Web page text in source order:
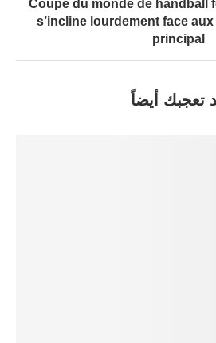
Coupe du monde de handball
s’incline lourdement face
principal
تعجبك أيضاً